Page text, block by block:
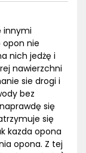
innymi
nie
nich jedżę i
nawierzchni
sie drogi i
bez
się
się
kazda opona
opona. Z tej